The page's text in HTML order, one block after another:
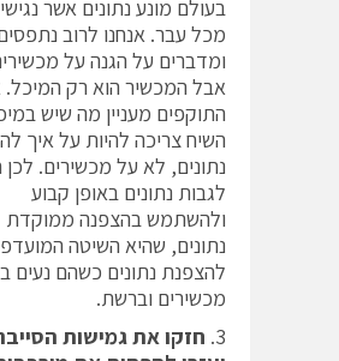
בעולם מונע נתונים אשר
מכל עבר. אנחנו לרוב
ומדברים על הגנה על
אבל המכשיר הוא רק
התוקפים מעניין מה שיש
השיח צריכה להיות על איך
נתונים, לא על מכשירים. לכן
לגבות נתונים באופן קבוע
ולהשתמש בהצפנה ממוקדת
נתונים, שהיא השיטה
להצפנת נתונים כשהם נעים
מכשירים וברשת.
חזקו את גמישות